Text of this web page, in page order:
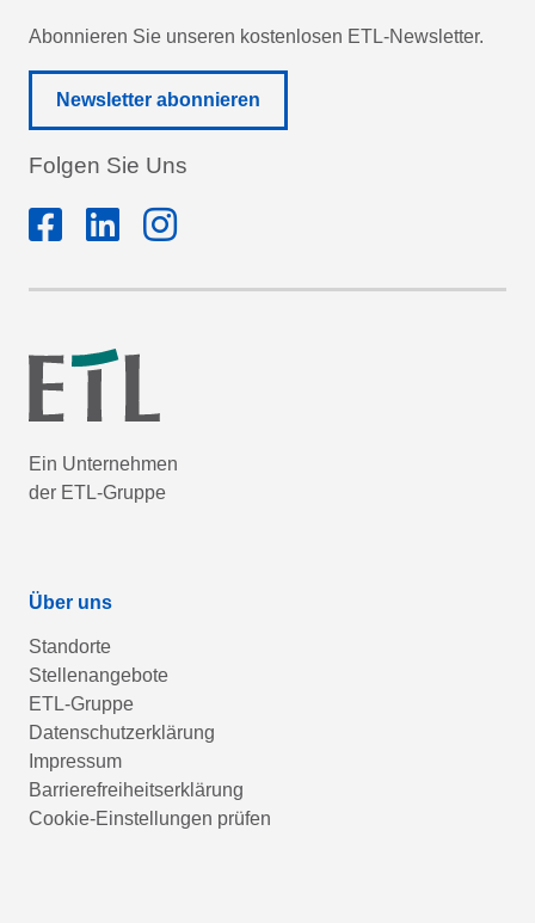
Abonnieren Sie unseren kostenlosen ETL-Newsletter.
Newsletter abonnieren
Folgen Sie Uns
Ein Unternehmen
der ETL-Gruppe
Über uns
Standorte
Stellenangebote
ETL-Gruppe
Datenschutzerklärung
Impressum
Barrierefreiheitserklärung
Cookie-Einstellungen prüfen